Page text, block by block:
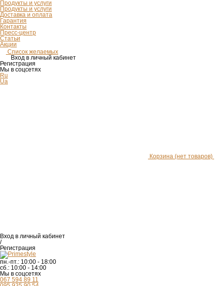
Продукты и услуги
Продукты и услуги
Доставка и оплата
Гарантия
Контакты
Пресс-центр
Статьи
Акции
Список желаемых
Вход в личный кабинет
Регистрация
Мы в соцсетях
Ru
Ua
Корзина (нет товаров)
Вход в личный кабинет
/
Регистрация
пн.-пт.: 10:00 - 18:00
сб.: 10:00 - 14:00
Мы в соцсетях
067 594 89 11